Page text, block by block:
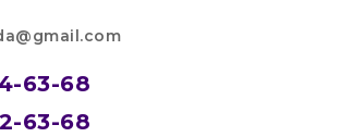
63-68
63-68